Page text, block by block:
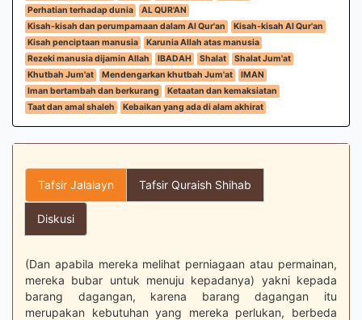
Perhatian terhadap dunia
AL QUR'AN
Kisah-kisah dan perumpamaan dalam Al Qur'an
Kisah-kisah Al Qur'an
Kisah penciptaan manusia
Karunia Allah atas manusia
Rezeki manusia dijamin Allah
IBADAH Shalat
Shalat Jum'at
Khutbah Jum'at
Mendengarkan khutbah Jum'at
IMAN
Iman bertambah dan berkurang
Ketaatan dan kemaksiatan
Taat dan amal shaleh
Kebaikan yang ada di alam akhirat
Tafsir Jalalayn Tafsir Quraish Shihab
Diskusi
(Dan apabila mereka melihat perniagaan atau permainan,
mereka bubar untuk menuju kepadanya) yakni kepada
barang dagangan, karena barang dagangan itu
merupakan kebutuhan yang mereka perlukan, berbeda